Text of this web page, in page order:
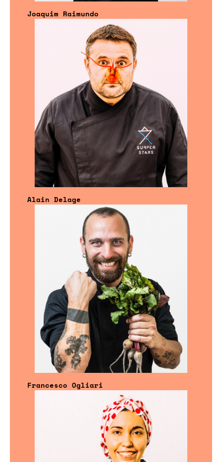
Joaquim Raimundo
Alain Delage
Francesco Ogliari